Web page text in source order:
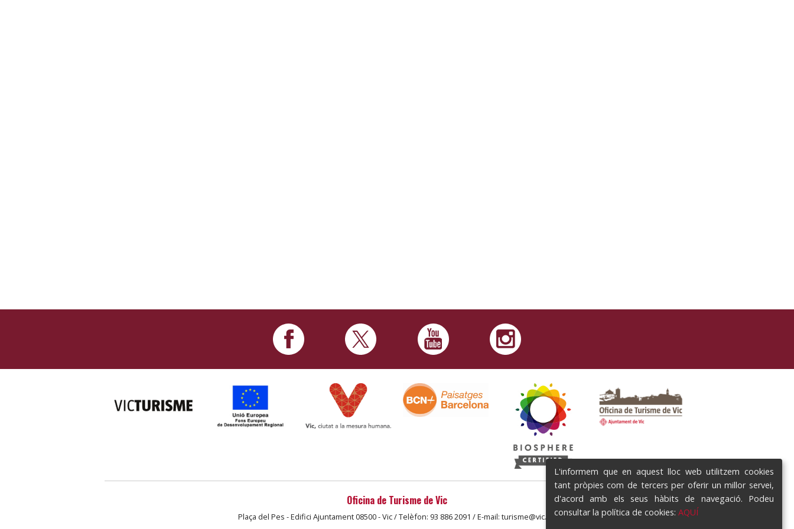
Oficina de Turisme de Vic
Plaça del Pes - Edifici Ajuntament 08500 - Vic / Telèfon: 93 886 2091 / E-mail: turisme@vic.cat
L'informem que en aquest lloc web utilitzem cookies
tant pròpies com de tercers per oferir un millor servei,
d'acord amb els seus hàbits de navegació. Podeu
consultar la política de cookies: AQUÍ